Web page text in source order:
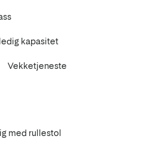
kapasitet
Vekketjeneste
med rullestol